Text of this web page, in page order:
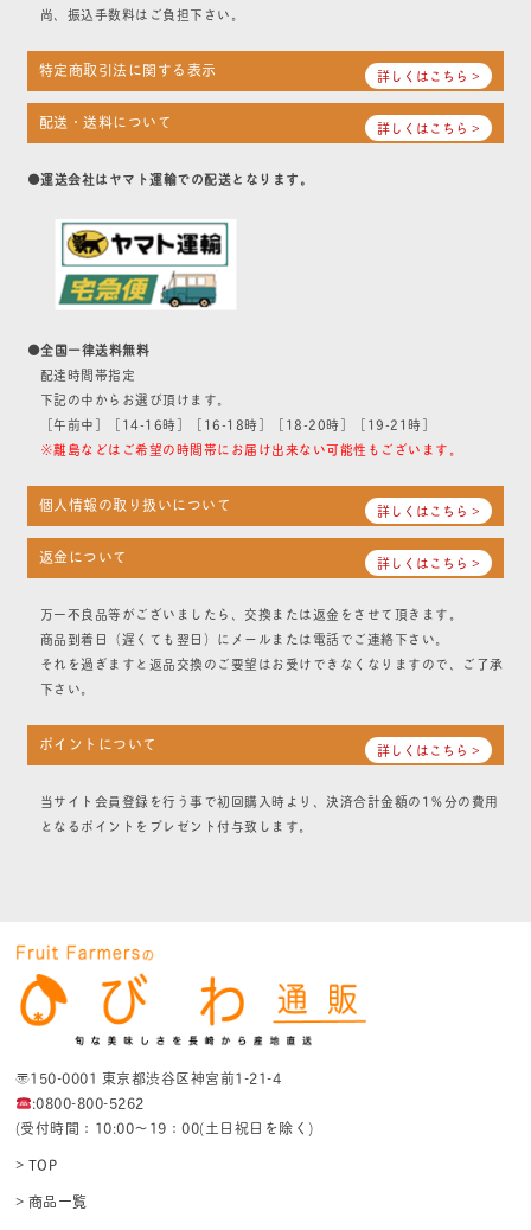
尚、振込手数料はご負担下さい。
特定商取引法に関する表示 詳しくはこちら >
配送・送料について 詳しくはこちら >
●運送会社はヤマト運輸での配送となります。
●全国一律送料無料
配達時間帯指定
下記の中からお選び頂けます。
［午前中］［14-16時］［16-18時］［18-20時］［19-21時］
※離島などはご希望の時間帯にお届け出来ない可能性もございます。
個人情報の取り扱いについて 詳しくはこちら >
返金について 詳しくはこちら >
万一不良品等がございましたら、交換または返金をさせて頂きます。
商品到着日（遅くても翌日）にメールまたは電話でご連絡下さい。
それを過ぎますと返品交換のご要望はお受けできなくなりますので、ご了承
下さい。
ポイントについて 詳しくはこちら >
当サイト会員登録を行う事で初回購入時より、決済合計金額の1％分の費用
となるポイントをプレゼント付与致します。
〒150-0001 東京都渋谷区神宮前1-21-4
:0800-800-5262
(受付時間：10:00〜19：00(土日祝日を除く)
> TOP
> 商品一覧